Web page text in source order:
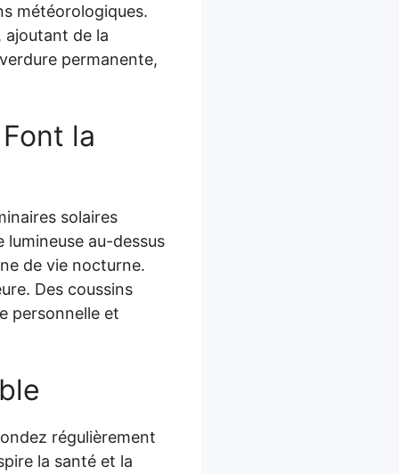
météorologiques.
ajoutant de la
permanente,
la
solaires
lumineuse au-dessus
de vie nocturne.
Des coussins
personnelle et
régulièrement
la santé et la